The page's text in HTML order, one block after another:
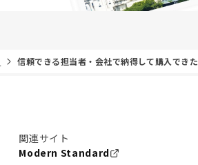
信頼できる担当者・会社で納得して購入できた
関連サイト
Modern Standard